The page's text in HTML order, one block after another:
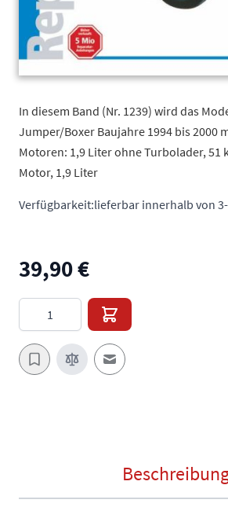
In diesem Band (Nr. 1239) wird das
Jumper/Boxer Baujahre 1994 bis 2000
Motoren: 1,9 Liter ohne Turbolader, 51
Motor, 1,9 Liter
Verfügbarkeit:lieferbar innerhalb von
39,90 €
Menge
E-Mail an einen Freund